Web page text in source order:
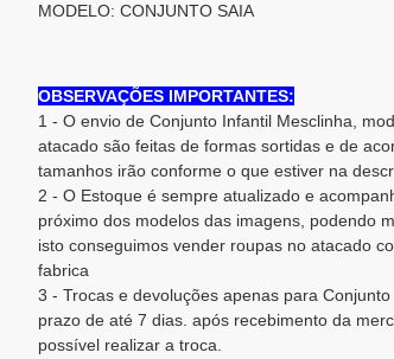
MODELO: CONJUNTO SAIA
OBSERVAÇÕES IMPORTANTES:
1 - O envio de Conjunto Infantil Mesclinha,
atacado são feitas de formas sortidas e de
tamanhos irão conforme o que estiver na
2 - O Estoque é sempre atualizado e
próximo dos modelos das imagens, podendo
isto conseguimos vender roupas no atacado
fabrica
3 - Trocas e devoluções apenas para
prazo de até 7 dias. após recebimento da
possível realizar a troca.